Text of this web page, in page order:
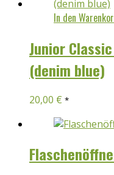
In den
Junior
(denim blue)
20,00 € *